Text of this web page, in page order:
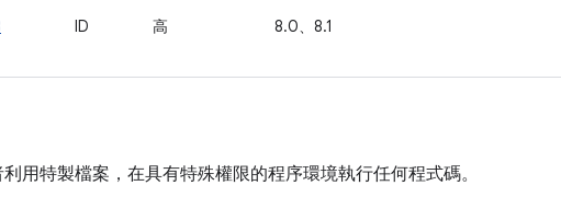
ID 高 8.0、8.1
用特製檔案，在具有特殊權限的程序環境執行任何程式碼。